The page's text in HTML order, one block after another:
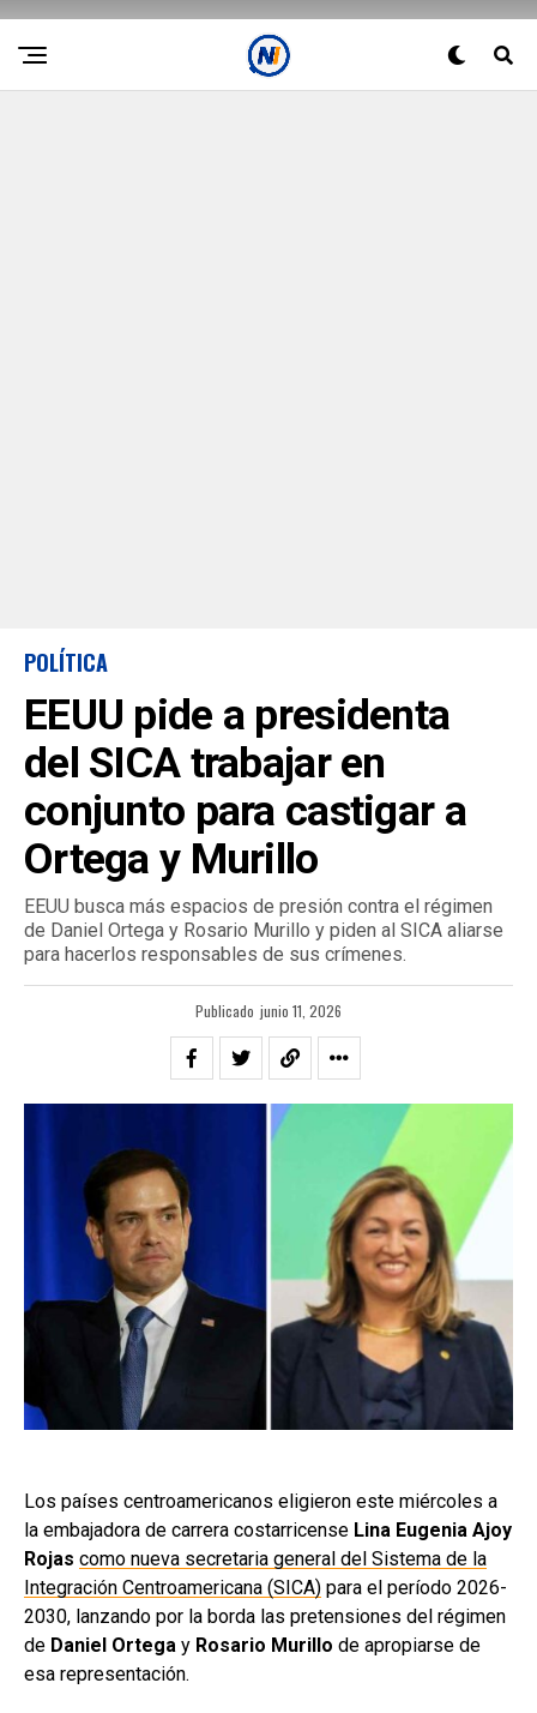
POLÍTICA
EEUU pide a presidenta
del SICA trabajar en
conjunto para castigar a
Ortega y Murillo
EEUU busca más espacios de presión contra el régimen
de Daniel Ortega y Rosario Murillo y piden al SICA aliarse
para hacerlos responsables de sus crímenes.
Publicado junio 11, 2026
Los países centroamericanos eligieron este miércoles a
la embajadora de carrera costarricense Lina Eugenia Ajoy
Rojas como nueva secretaria general del Sistema de la
Integración Centroamericana (SICA) para el período 2026-
2030, lanzando por la borda las pretensiones del régimen
de Daniel Ortega y Rosario Murillo de apropiarse de
esa representación.